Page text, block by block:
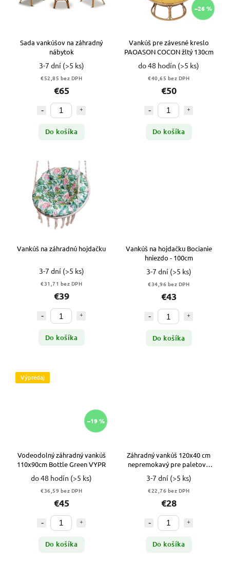
Sada vankúšov na záhradný
nábytok
3-7 dní (>5 ks)
€52,85 bez DPH
€65
Do košíka
–26 %
Vankúš pre závesné kreslo
PAOASON COCON žltý 130cm
do 48 hodín (>5 ks)
€40,65 bez DPH
€50
Do košíka
Vankúš na záhradnú hojdačku
3-7 dní (>5 ks)
€31,71 bez DPH
€39
Do košíka
Vankúš na hojdačku Bocianie
hniezdo - 100cm
3-7 dní (>5 ks)
€34,96 bez DPH
€43
Do košíka
Výpredaj
–19 %
Vodeodolný záhradný vankúš
110x90cm Bottle Green VYPR
do 48 hodín (>5 ks)
€36,59 bez DPH
€45
Do košíka
Záhradný vankúš 120x40 cm
nepremokavý pre paletovú
lavicu hnedý
3-7 dní (>5 ks)
€22,76 bez DPH
€28
Do košíka